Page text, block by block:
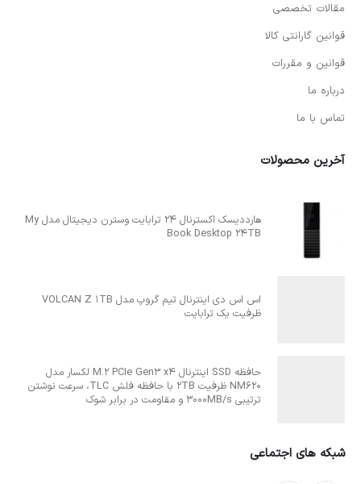
مقالات تخصصی
قوانین گارانتی کالا
قوانین و مقررات
درباره ما
تماس با ما
آخرین محصولات
هارددیسک اکسترنال 24 ترابایت وسترن دیجیتال مدل My
Book Desktop 24TB
اس اس دی اینترنال تیم گروپ مدل VOLCAN Z 1TB
ظرفیت یک ترابایت
حافظه SSD اینترنال M.2 PCIe Gen3 x4 لکسار مدل
NM620 ظرفیت 2TB با حافظه فلش TLC، سرعت نوشتن
ترتیبی 3000MB/s و مقاومت در برابر شوک
شبکه های اجتماعی